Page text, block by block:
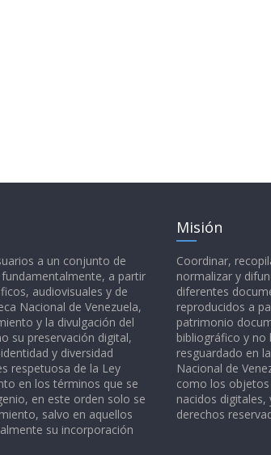
a un conjunto de
a partir
audiovisuales y de
Nacional de Venezuela,
y la divulgación del
su preservación digital,
y diversidad
respetuosa de la Ley
en los términos que se
en este orden solo se
salvo en aquellos
su incorporación
Misión
Coordinar,
normalizar y
diferentes
reproducidos a
patrimonio
bibliográfico y no
resguardado en
Nacional de
como los
nacidos digitales,
derechos